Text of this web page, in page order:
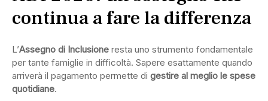
continua a fare la differenza
L’Assegno di Inclusione resta uno strumento fondamentale
per tante famiglie in difficoltà. Sapere esattamente quando
arriverà il pagamento permette di gestire al meglio le spese
quotidiane.